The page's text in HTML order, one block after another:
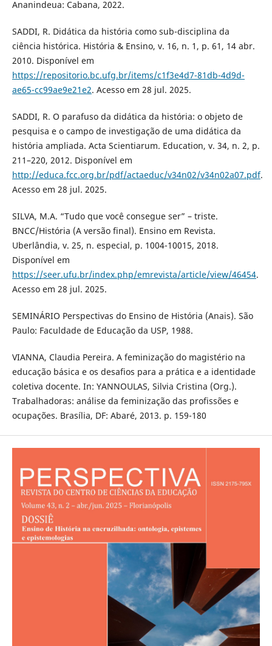
Ananindeua: Cabana, 2022.
SADDI, R. Didática da história como sub-disciplina da
ciência histórica. História & Ensino, v. 16, n. 1, p. 61, 14 abr.
2010. Disponível em
https://repositorio.bc.ufg.br/items/c1f3e4d7-81db-4d9d-
ae65-cc99ae9e21e2. Acesso em 28 jul. 2025.
SADDI, R. O parafuso da didática da história: o objeto de
pesquisa e o campo de investigação de uma didática da
história ampliada. Acta Scientiarum. Education, v. 34, n. 2, p.
211–220, 2012. Disponível em
http://educa.fcc.org.br/pdf/actaeduc/v34n02/v34n02a07.pdf.
Acesso em 28 jul. 2025.
SILVA, M.A. “Tudo que você consegue ser” – triste.
BNCC/História (A versão final). Ensino em Revista.
Uberlândia, v. 25, n. especial, p. 1004-10015, 2018.
Disponível em
https://seer.ufu.br/index.php/emrevista/article/view/46454.
Acesso em 28 jul. 2025.
SEMINÁRIO Perspectivas do Ensino de História (Anais). São
Paulo: Faculdade de Educação da USP, 1988.
VIANNA, Claudia Pereira. A feminização do magistério na
educação básica e os desafios para a prática e a identidade
coletiva docente. In: YANNOULAS, Silvia Cristina (Org.).
Trabalhadoras: análise da feminização das profissões e
ocupações. Brasília, DF: Abaré, 2013. p. 159-180